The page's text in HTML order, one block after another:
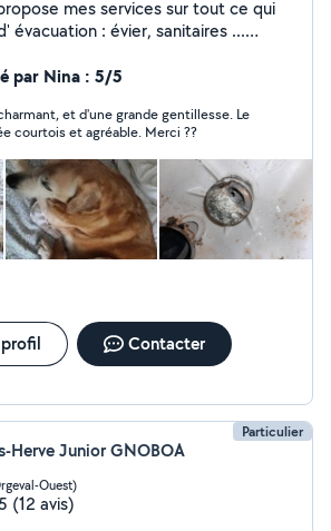
mes services sur tout ce qui
évacuation : évier, sanitaires ...
par Nina : 5/5
et d'une grande gentillesse. Le
courtois et agréable. Merci ??
Contacter
Particulier
Herve Junior GNOBOA
Ouest)
(12 avis)